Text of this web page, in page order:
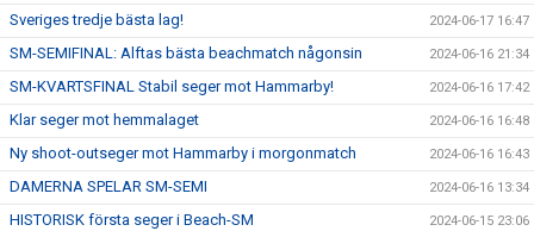
Sveriges tredje bästa lag! 2024-06-17 16:47
SM-SEMIFINAL: Alftas bästa beachmatch någonsin 2024-06-16 21:34
SM-KVARTSFINAL Stabil seger mot Hammarby! 2024-06-16 17:42
Klar seger mot hemmalaget 2024-06-16 16:48
Ny shoot-outseger mot Hammarby i morgonmatch 2024-06-16 16:43
DAMERNA SPELAR SM-SEMI 2024-06-16 13:34
HISTORISK första seger i Beach-SM 2024-06-15 23:06